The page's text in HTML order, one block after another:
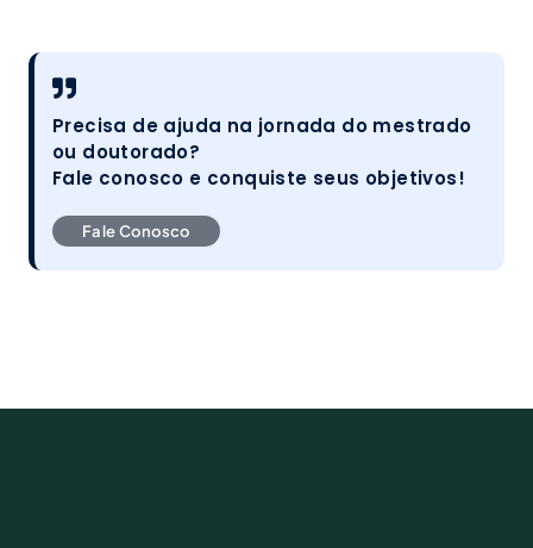
Precisa de ajuda na jornada do mestrado
ou doutorado?
Fale conosco e conquiste seus objetivos!
Fale Conosco